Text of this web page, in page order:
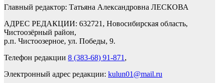
Главный редактор: Татьяна Александровна ЛЕСКОВА
АДРЕС РЕДАКЦИИ: 632721, Новосибирская область,
Чистоозёрный район,
р.п. Чистоозерное, ул. Победы, 9.
Телефон редакции 8 (383-68) 91-871 ,
Электронный адрес редакции: kulun01@mail.ru